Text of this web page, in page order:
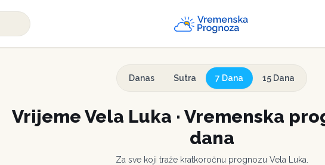
Danas Sutra 7 Dana 15 Dana
Vrijeme Vela Luka · Vremenska
dana
Za sve koji traže kratkoročnu prognozu Vela Luka